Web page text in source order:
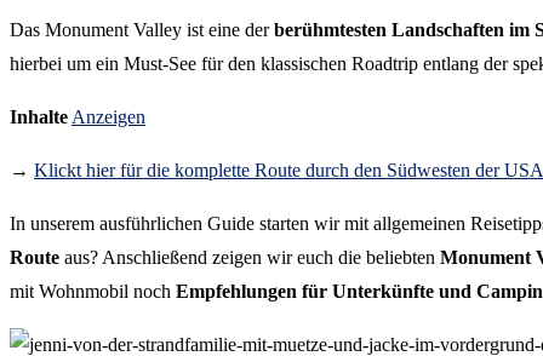
Das Monument Valley ist eine derberühmtesten Landschaften im
hierbei um ein Must-See für den klassischen Roadtrip entlang der
InhalteAnzeigen
→ Klickt hier für die komplette Route durch den Südwesten der
In unserem ausführlichen Guide starten wir mit allgemeinen
Route aus? Anschließend zeigen wir euch die beliebten Monument
mit Wohnmobil noch Empfehlungen für Unterkünfte und